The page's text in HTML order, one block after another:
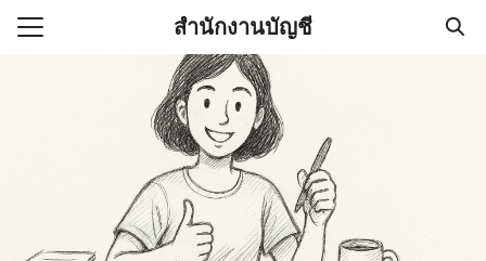
Skip
สำนักงานบัญชี
านบัญชี (Accounting
ช่วยสำคัญในการบริหาร